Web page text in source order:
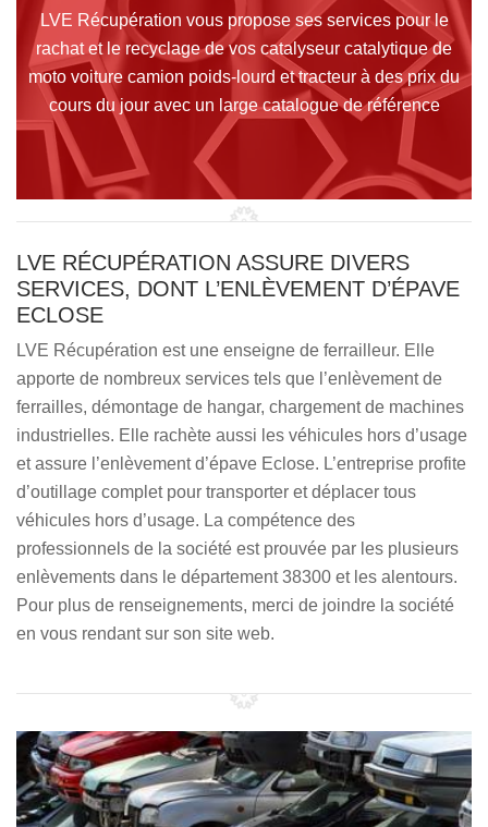
LVE Récupération vous propose ses services pour le
rachat et le recyclage de vos catalyseur catalytique de
moto voiture camion poids-lourd et tracteur à des prix du
cours du jour avec un large catalogue de référence
LVE RÉCUPÉRATION ASSURE DIVERS
SERVICES, DONT L’ENLÈVEMENT D’ÉPAVE
ECLOSE
LVE Récupération est une enseigne de ferrailleur. Elle
apporte de nombreux services tels que l’enlèvement de
ferrailles, démontage de hangar, chargement de machines
industrielles. Elle rachète aussi les véhicules hors d’usage
et assure l’enlèvement d’épave Eclose. L’entreprise profite
d’outillage complet pour transporter et déplacer tous
véhicules hors d’usage. La compétence des
professionnels de la société est prouvée par les plusieurs
enlèvements dans le département 38300 et les alentours.
Pour plus de renseignements, merci de joindre la société
en vous rendant sur son site web.